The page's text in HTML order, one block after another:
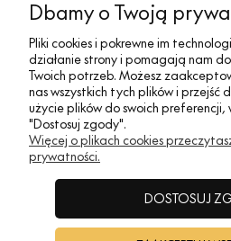
A•TAK
POKAŻ PEŁNĄ
Dbamy o Twoją
Pliki cookies i pokrewne im
działanie strony i pomagają nam
Twoich potrzeb. Możesz
nas wszystkich tych plików i przejść
użycie plików do swoich
"Dostosuj zgody".
Więcej o plikach cookies
prywatności.
DOSTOSUJ